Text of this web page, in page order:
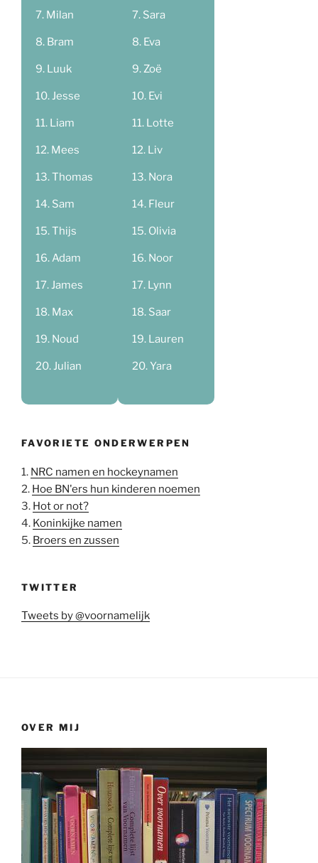
Milan
Bram
Luuk
Jesse
Liam
Mees
Thomas
Sam
Thijs
Adam
James
Max
Noud
Julian
Sara
Eva
Zoë
Evi
Lotte
Liv
Nora
Fleur
Olivia
Noor
Lynn
Saar
Lauren
Yara
FAVORIETE ONDERWERPEN
1. NRC namen en hockeynamen
2. Hoe BN'ers hun kinderen noemen
3. Hot or not?
4. Koninkijke namen
5. Broers en zussen
TWITTER
Tweets by @voornamelijk
OVER MIJ